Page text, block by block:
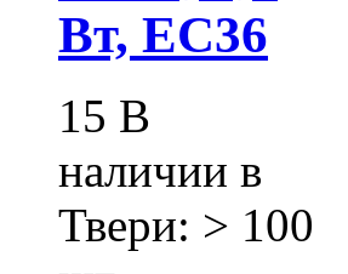
Вт, EC36
15 В
наличии в
Твери: > 100